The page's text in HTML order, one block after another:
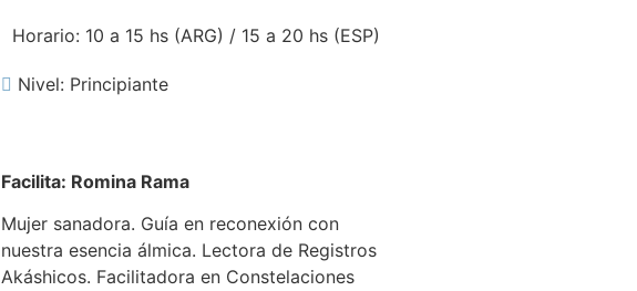
Horario: 10 a 15 hs (ARG) / 15 a 20 hs (ESP)
Nivel: Principiante
Facilita: Romina Rama
Mujer sanadora. Guía en reconexión con
nuestra esencia álmica. Lectora de Registros
Akáshicos. Facilitadora en Constelaciones